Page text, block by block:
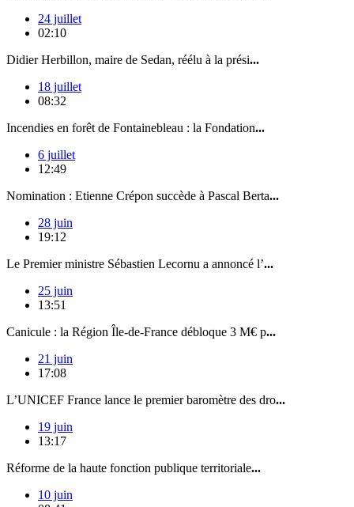
24 juillet
02:10
Didier Herbillon, maire de Sedan, réélu à la prési...
18 juillet
08:32
Incendies en forêt de Fontainebleau : la Fondation...
6 juillet
12:49
Nomination : Etienne Crépon succède à Pascal Berta...
28 juin
19:12
Le Premier ministre Sébastien Lecornu a annoncé l’...
25 juin
13:51
Canicule : la Région Île-de-France débloque 3 M€ p...
21 juin
17:08
L’UNICEF France lance le premier baromètre des dro...
19 juin
13:17
Réforme de la haute fonction publique territoriale...
10 juin